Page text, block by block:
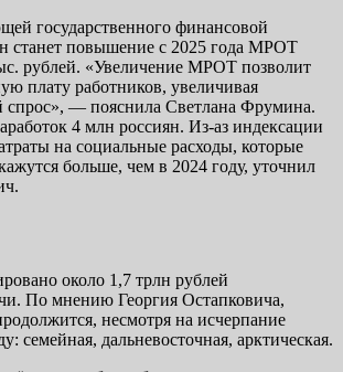
государственного финансовой
станет повышение с 2025 года МРОТ
рублей. «Увеличение МРОТ позволит
плату работников, увеличивая
спрос», — пояснила Светлана Фрумина.
4 млн россиян. Из-аз индексации
на социальные расходы, которые
больше, чем в 2024 году, уточнил
около 1,7 трлн рублей
По мнению Георгия Остапковича,
несмотря на исчерпание
семейная, дальневосточная, арктическая.